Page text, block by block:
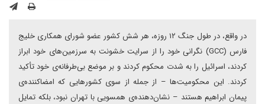
در واقع، در طول جنگ ۱۲ روزه، هر شش کشور عضو شورای همکاری خلیج
فارس (GCC) نگرانی خود را از سرایت خشونت به سرزمین‌های خود ابراز
کردند، اسرائیل را به شدت محکوم کردند و بر موضع بی‌طرفانه‌ی خود تأکید
کردند. این محکومیت‌ها – از جمله از سوی کشورهایی که امضاکننده‌ی
پیمان ابراهیم هستند – نشان‌دهنده‌ی همسویی با تهران نبود، بلکه تمایل